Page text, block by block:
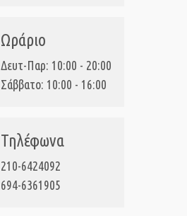
Ωράριο
Δευτ-Παρ: 10:00 - 20:00
Σάββατο: 10:00 - 16:00
Τηλέφωνα
210-6424092
694-6361905